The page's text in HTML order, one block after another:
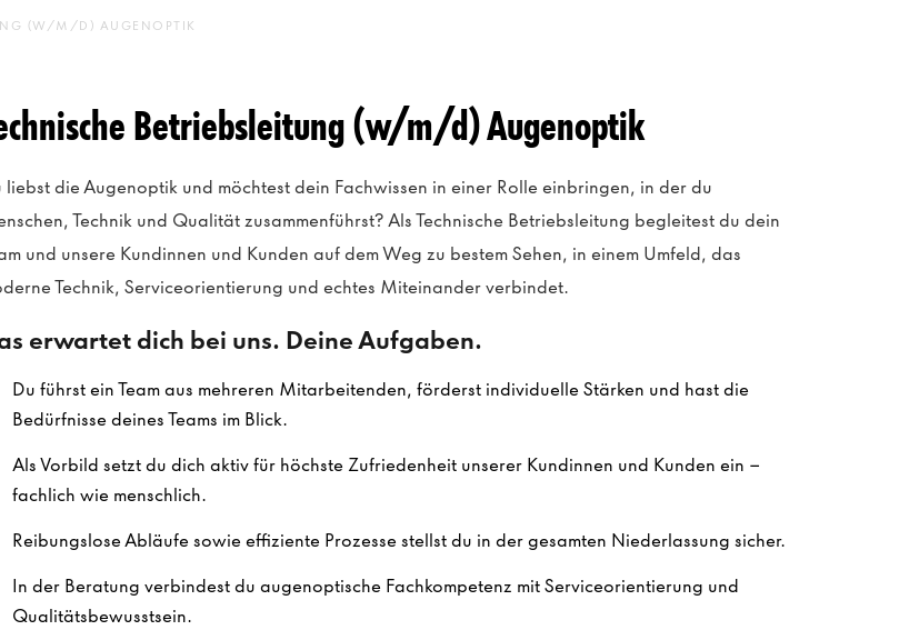
(W/M/D) AUGENOPTIK
Betriebsleitung (w/m/d) Augenoptik
liebst die Augenoptik und möchtest dein Fachwissen in einer Rolle einbringen, in der du
Technik und Qualität zusammenführst? Als Technische Betriebsleitung begleitest du dein
und unsere Kundinnen und Kunden auf dem Weg zu bestem Sehen, in einem Umfeld, das
Technik, Serviceorientierung und echtes Miteinander verbindet.
erwartet dich bei uns. Deine Aufgaben.
Du führst ein Team aus mehreren Mitarbeitenden, förderst individuelle Stärken und hast die
Bedürfnisse deines Teams im Blick.
Als Vorbild setzt du dich aktiv für höchste Zufriedenheit unserer Kundinnen und Kunden ein –
fachlich wie menschlich.
Reibungslose Abläufe sowie effiziente Prozesse stellst du in der gesamten Niederlassung sicher.
In der Beratung verbindest du augenoptische Fachkompetenz mit Serviceorientierung und
Qualitätsbewusstsein.